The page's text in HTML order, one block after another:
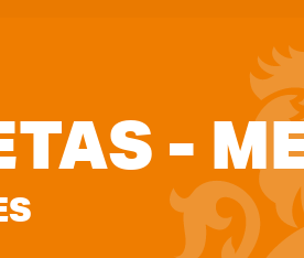
-